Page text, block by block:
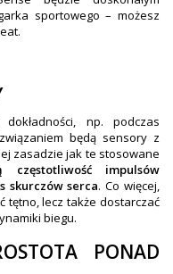
sportowego – możesz
np. podczas
będą sensory z
zasadzie jak te stosowane
częstotliwość impulsów
skurczów serca. Co więcej,
tętno, lecz także dostarczać
biegu.
PONAD